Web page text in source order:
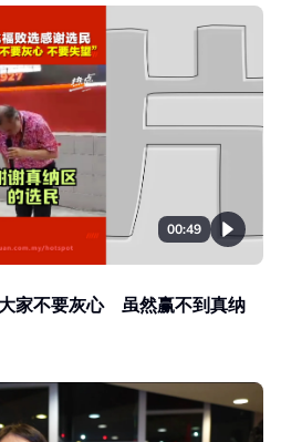
00:49
家不要灰心 虽然赢不到真纳